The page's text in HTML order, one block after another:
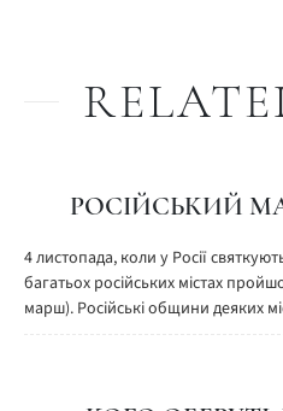
РОСІЙСЬКИЙ
4 листопада, коли у Росії
багатьох російських містах
марш). Російські общини деяких